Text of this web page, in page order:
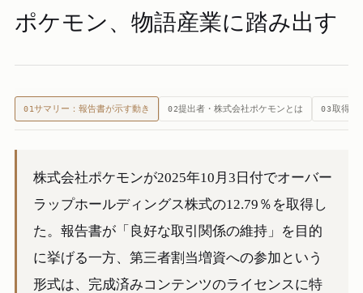
ポケモン、物語産業に踏み出す
01サマリー：報告書が示す動き 02提出者・株式会社ポケモンとは 03取得の
株式会社ポケモンが2025年10月3日付でオーバー
ラップホールディングス株式の12.79％を取得し
た。報告書が「良好な取引関係の維持」を目的
に挙げる一方、第三者割当増資への参加という
形式は、完成済みコンテンツのライセンスに特